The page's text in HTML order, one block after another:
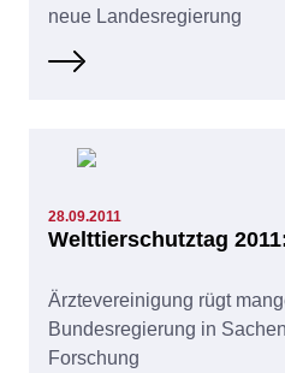
neue Landesregierung
28.09.2011
Welttierschutztag
Ärztevereinigung rügt
Bundesregierung in
Forschung